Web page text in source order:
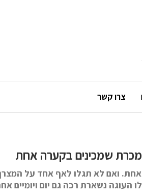
צרו קשר
שמכינים בקערה אחת
אחת. ואם לא תגלו לאף אחד על
נשארת רכה גם יום ויומיים